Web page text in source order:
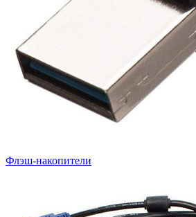
Флэш-накопители